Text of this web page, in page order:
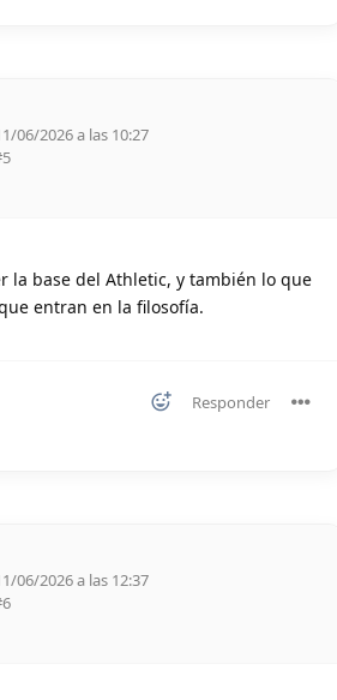
06/2026 a las 10:27
5
la base del Athletic, y también lo que
entran en la filosofía.
Responder
06/2026 a las 12:37
6